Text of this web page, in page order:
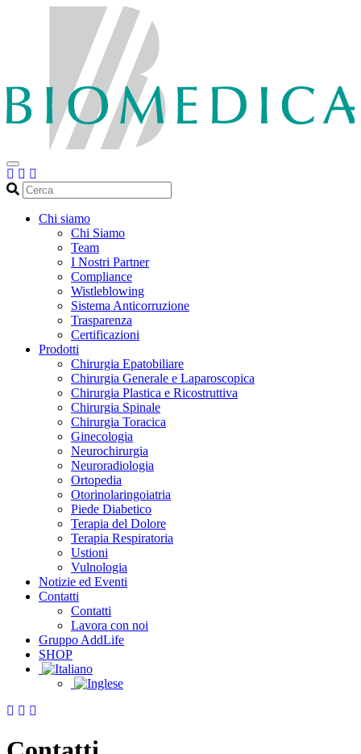
Cerca
Chi siamo
Chi Siamo
Team
I Nostri Partner
Compliance
Wistleblowing
Sistema Anticorruzione
Trasparenza
Certificazioni
Prodotti
Chirurgia Epatobiliare
Chirurgia Generale e Laparoscopica
Chirurgia Plastica e Ricostruttiva
Chirurgia Spinale
Chirurgia Toracica
Ginecologia
Neurochirurgia
Neuroradiologia
Ortopedia
Otorinolaringoiatria
Piede Diabetico
Terapia del Dolore
Terapia Respiratoria
Ustioni
Vulnologia
Notizie ed Eventi
Contatti
Contatti
Lavora con noi
Gruppo AddLife
SHOP